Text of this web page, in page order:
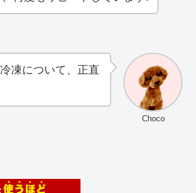
Choco
凍について、正直